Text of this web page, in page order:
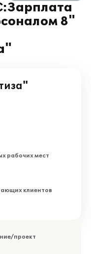
8"
рабочих мест
клиентов
проект